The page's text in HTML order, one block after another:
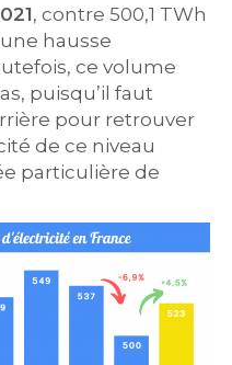
, contre 500,1 TWh
hausse
ce volume
puisqu’il faut
pour retrouver
de ce niveau
particulière de